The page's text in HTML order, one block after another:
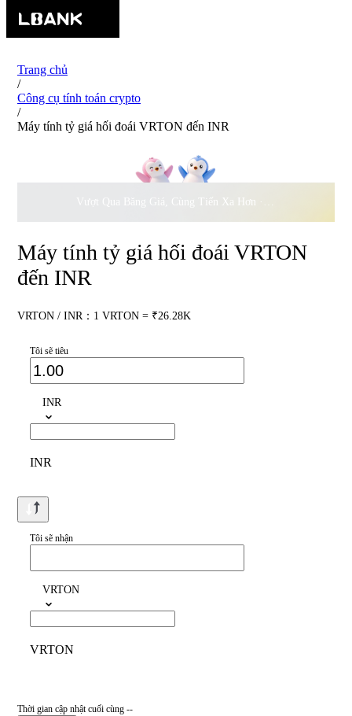
Trang chủ
/
Công cụ tính toán crypto
/
Máy tính tỷ giá hối đoái VRTON đến INR
Vượt Qua Băng Giá, Cùng Tiến Xa Hơn ·500.000
Máy tính tỷ giá hối đoái VRTON
đến INR
VRTON / INR：1 VRTON = ₹26.28K
Tôi sẽ tiêu
INR
INR
Tôi sẽ nhận
VRTON
VRTON
Thời gian cập nhật cuối cùng --